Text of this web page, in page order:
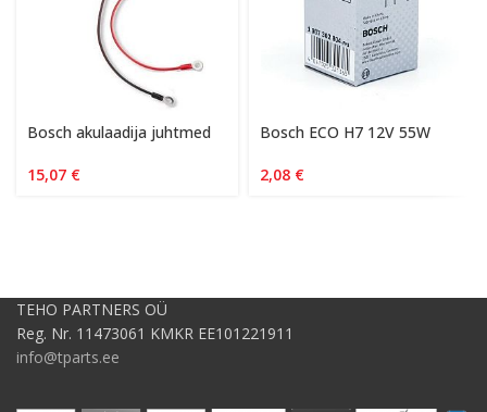
Bosch akulaadija juhtmed
15,07 €
Bosch ECO H7 12V 55W
2,08 €
TEHO PARTNERS OÜ
Reg. Nr. 11473061 KMKR EE101221911
info@tparts.ee